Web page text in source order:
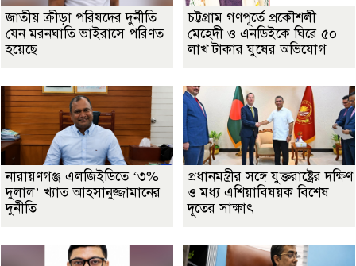
জাতীয় ক্রীড়া পরিষদের দুর্নীতি
যেন মরনঘাতি ভাইরাসে পরিণত
হয়েছে
চট্টগ্রাম গণপূর্তে প্রকৌশলী
মেহেদী ও এনডিইকে ঘিরে ৫০
লাখ টাকার ঘুষের অভিযোগ
নারায়ণগঞ্জ এলজিইডিতে ‘৩%
দুলাল’ খ্যাত আহসানুজ্জামানের
দুর্নীতি
প্রধানমন্ত্রীর সঙ্গে যুক্তরাষ্ট্রের দক্ষিণ
ও মধ্য এশিয়াবিষয়ক বিশেষ
দূতের সাক্ষাৎ